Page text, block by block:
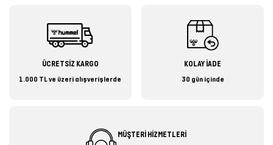
ÜCRETSİZ KARGO
1.000 TL ve üzeri alışverişlerde
KOLAY İADE
30 gün içinde
MÜŞTERİ HİZMETLERİ